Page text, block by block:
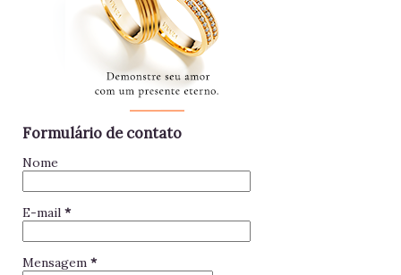
Formulário de contato
Nome
E-mail *
Mensagem *